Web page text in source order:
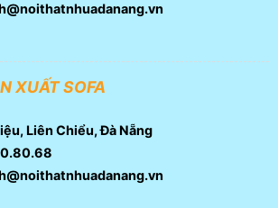
XUẤT SOFA
Liên Chiểu, Đà Nẵng